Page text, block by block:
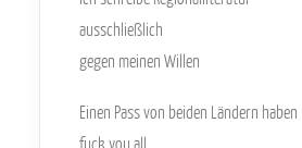
ausschließlich
gegen meinen Willen
Einen Pass von beiden Ländern haben
fuck you all